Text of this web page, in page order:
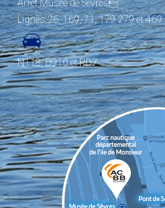
Arrêt Musée de Sèvres
Lignes 26, 169, 71, 179 279 et 469
N118, D910 et RD7